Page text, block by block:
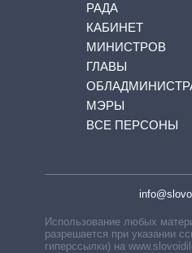
РАДА
КАБИНЕТ
МИНИСТРОВ
ГЛАВЫ
МЭРЫ
ВСЕ ПЕРСОНЫ
Использование любых
разрешается при указании
гиперссылки) на